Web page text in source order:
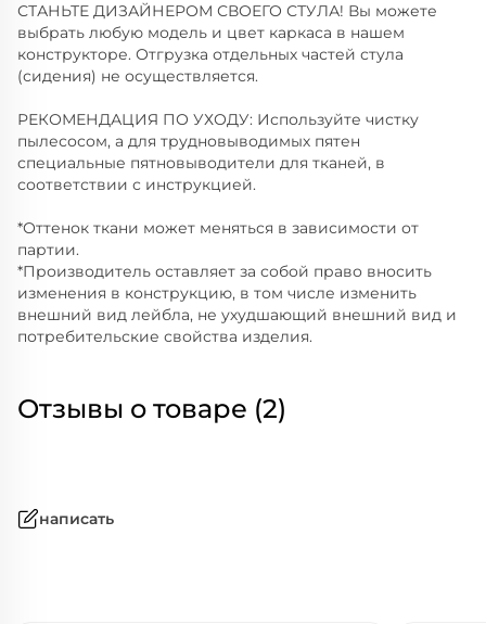
СТАНЬТЕ ДИЗАЙНЕРОМ СВОЕГО СТУЛА! Вы можете
выбрать любую модель и цвет каркаса в нашем
конструкторе. Отгрузка отдельных частей стула
(сидения) не осуществляется.
РЕКОМЕНДАЦИЯ ПО УХОДУ: Используйте чистку
пылесосом, а для трудновыводимых пятен
специальные пятновыводители для тканей, в
соответствии с инструкцией.
*Оттенок ткани может меняться в зависимости от
партии.
*Производитель оставляет за собой право вносить
изменения в конструкцию, в том числе изменить
внешний вид лейбла, не ухудшающий внешний вид и
потребительские свойства изделия.
Отзывы о товаре (2)
написать